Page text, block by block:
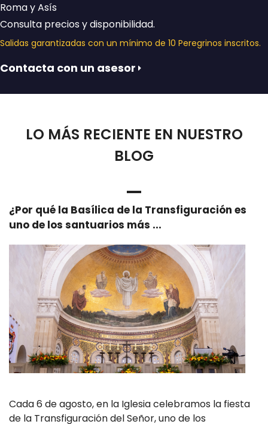
Roma y Asís
Consulta precios y disponibilidad.
Salidas garantizadas con un mínimo de 10 Peregrinos inscritos.
Contacta con un asesor
LO MÁS RECIENTE EN NUESTRO
BLOG
¿Por qué la Basílica de la Transfiguración es
uno de los santuarios más ...
Cada 6 de agosto, en la Iglesia celebramos la fiesta
de la Transfiguración del Señor, uno de los